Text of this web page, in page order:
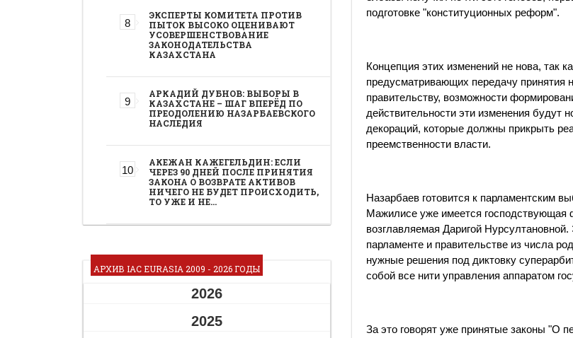
ЭКСПЕРТЫ КОМИТЕТА ПРОТИВ
ПЫТОК ВЫСОКО ОЦЕНИВАЮТ
УСОВЕРШЕНСТВОВАНИЕ
ЗАКОНОДАТЕЛЬСТВА
КАЗАХСТАНА
АРКАДИЙ ДУБНОВ: ВЫБОРЫ В
КАЗАХСТАНЕ – ШАГ ВПЕРЁД ПО
ПРЕОДОЛЕНИЮ НАЗАРБАЕВСКОГО
НАСЛЕДИЯ
АКЕЖАН КАЖЕГЕЛЬДИН: ЕСЛИ
ЧЕРЕЗ 90 ДНЕЙ ПОСЛЕ ПРИНЯТИЯ
ЗАКОНА О ВОЗВРАТЕ АКТИВОВ
НИЧЕГО НЕ БУДЕТ ПРОИСХОДИТЬ,
ТО УЖЕ И НЕ…
АРХИВ IAC EURASIA 2009 - 2026 ГОДЫ
2026
2025
подготовке "конституционных реформ".
Концепция этих изменений не нова, так
предусматривающих передачу принятия
правительству, возможности
действительности эти изменения будут
декораций, которые должны прикрыть
преемственности власти.
Назарбаев готовится к парламентским
Мажилисе уже имеется господствующая
возглавляемая Даригой
парламенте и правительстве из числа
нужные решения под диктовку
собой все нити управления аппаратом
За это говорят уже принятые законы "О